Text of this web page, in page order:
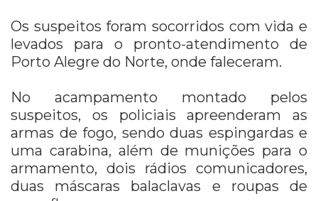
Os suspeitos foram socorridos com vida e
levados para o pronto-atendimento de
Porto Alegre do Norte, onde faleceram.
No acampamento montado pelos
suspeitos, os policiais apreenderam as
armas de fogo, sendo duas espingardas e
uma carabina, além de munições para o
armamento, dois rádios comunicadores,
duas máscaras balaclavas e roupas de